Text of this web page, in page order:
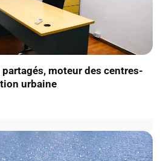
moteur des centres-
urbaine